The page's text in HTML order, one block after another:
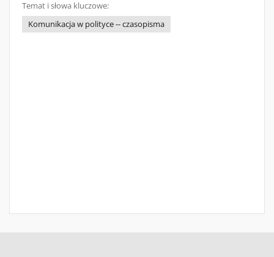
Temat i słowa kluczowe:
Komunikacja w polityce -- czasopisma